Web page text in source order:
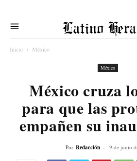
Latino
Inicio México
México
México cruza
para que las
empañen su
Por Redacción - 9 de junio